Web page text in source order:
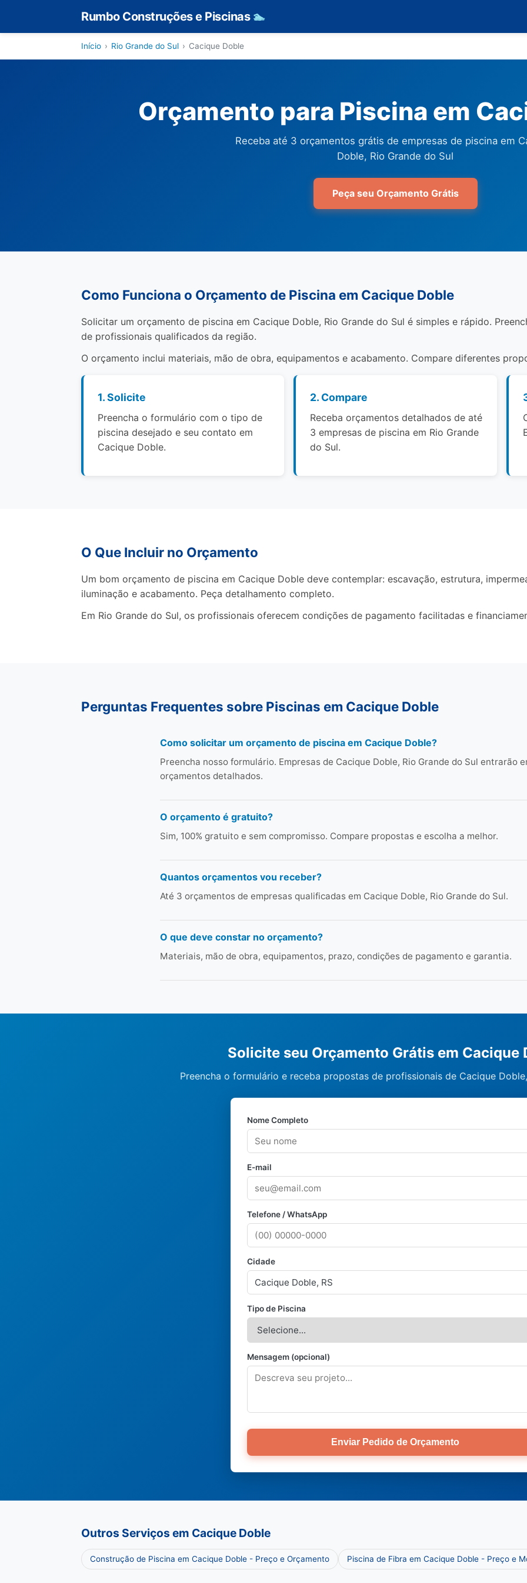
Rumbo Construções e Piscinas 🏊
Início › Rio Grande do Sul › Cacique Doble
Orçamento para Piscina em
Receba até 3 orçamentos grátis de empresas de piscina em
Doble, Rio Grande do Sul
Peça seu Orçamento Grátis
Como Funciona o Orçamento de Piscina em Cacique Doble
Solicitar um orçamento de piscina em Cacique Doble, Rio Grande do Sul é simples e rápido.
de profissionais qualificados da região.
O orçamento inclui materiais, mão de obra, equipamentos e acabamento. Compare diferentes
1. Solicite
Preencha o formulário com o tipo de
piscina desejado e seu contato em
Cacique Doble.
2. Compare
Receba orçamentos detalhados de até
3 empresas de piscina em Rio Grande
do Sul.
O Que Incluir no Orçamento
Um bom orçamento de piscina em Cacique Doble deve contemplar: escavação, estrutura,
iluminação e acabamento. Peça detalhamento completo.
Em Rio Grande do Sul, os profissionais oferecem condições de pagamento facilitadas e
Perguntas Frequentes sobre Piscinas em Cacique Doble
Como solicitar um orçamento de piscina em Cacique Doble?
Preencha nosso formulário. Empresas de Cacique Doble, Rio Grande do Sul entrarão
orçamentos detalhados.
O orçamento é gratuito?
Sim, 100% gratuito e sem compromisso. Compare propostas e escolha a melhor.
Quantos orçamentos vou receber?
Até 3 orçamentos de empresas qualificadas em Cacique Doble, Rio Grande do Sul.
O que deve constar no orçamento?
Materiais, mão de obra, equipamentos, prazo, condições de pagamento e garantia.
Solicite seu Orçamento Grátis em Cacique
Preencha o formulário e receba propostas de profissionais de Cacique
Nome Completo
E-mail
Telefone / WhatsApp
Cidade
Tipo de Piscina
Mensagem (opcional)
Enviar Pedido de Orçamento
Outros Serviços em Cacique Doble
Construção de Piscina em Cacique Doble - Preço e Orçamento Piscina de Fibra em Cacique Doble - Preço e